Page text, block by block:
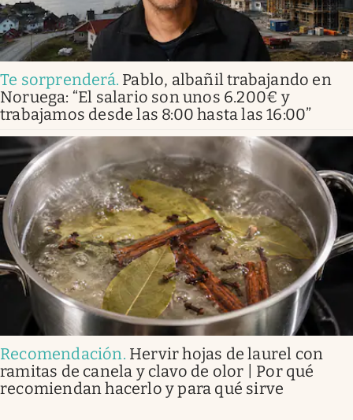
Te sorprenderá. Pablo, albañil trabajando en
Noruega: “El salario son unos 6.200€ y
trabajamos desde las 8:00 hasta las 16:00”
Recomendación. Hervir hojas de laurel con
ramitas de canela y clavo de olor | Por qué
recomiendan hacerlo y para qué sirve